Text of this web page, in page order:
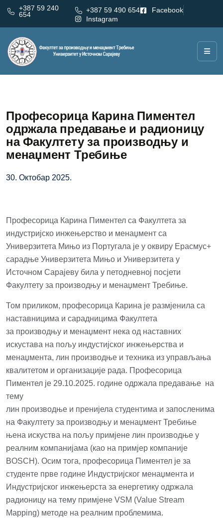
+387 59 240
654
+387 59 490 654
Facebook
Instagram
Професорица Карина Пиментел
одржала предавање и радионицу
на Факултету за производњу и
менаџмент Требиње
30. Октобар 2025.
Професорица Карина Пиментел са Факултета за
индустријско инжењерство и менaџмент са
Универзитета Мињо из Португала је у оквиру Ерасмус+
сарадње Универзитета Мињо и Универзитета у
Источном Сарајеву била у петодневној посјети
Факултету за производњу и менаџмент Требиње.
Том приликом, професорица Карина je размјенила са
наставницима и сарадницима Факултета
за производњу и менаџмент нека од наставних
искустава на пољу индустијског инжењерства и
менаџмента, лин производње и техника из управљања
квалитетом и организације рада. Професорица
Пиментел је 29.10.2025. године одржала предавање на
тему
лин производње и пренијела студентима и запосленимa
на Факултету за производњу и менаџмент Требиње
њена искуства на пољу примјене лин производње у
реалним компанијама (као на примјер компаније
BOSCH). Осим тога, професорица Пиментел је за
студенте прве године Индустријског менаџмента и
Индустријског инжењерста за енергетику одржала
радионицу на тему примјене VSM (Value Stream
Mapping) методе на реалним проблемима.